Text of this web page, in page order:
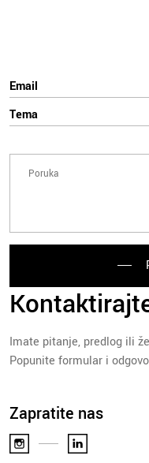
stranici
Imate pitanje, predlog ili
Popunite formular i
Zapratite nas